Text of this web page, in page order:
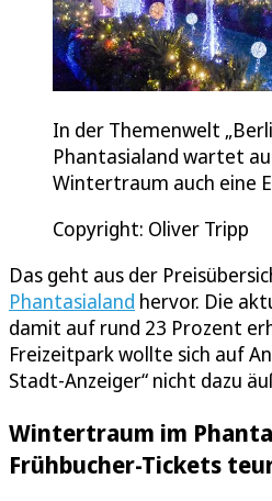
In der Themenwelt
Phantasialand wartet
Wintertraum auch eine
Copyright: Oliver Tripp
Das geht aus der
Phantasialand hervor. Die
damit auf rund 23 Prozent
Freizeitpark wollte sich auf
Stadt-Anzeiger“ nicht dazu
Wintertraum im
Frühbucher-Tickets